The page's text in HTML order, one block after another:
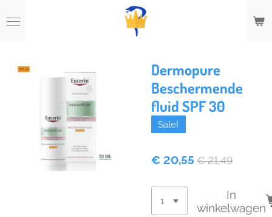
direct
hoofdinhoud
Dermopure
Beschermende
fluid SPF 30
Sale!
€ 20,55 € 21,49
In
winkelwagen